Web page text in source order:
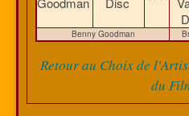
Benny Goodman
Retour au Choix de
du